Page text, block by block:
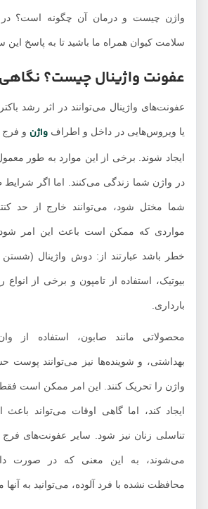
واژن چیست و درمان آن چگونه است؟ در این
سلامت کیوان همراه ما باشید تا به پاسخ این
عفونت واژینال چیست؟ نگاهی
عفونت‌های واژینال می‌توانند در اثر رشد
یا ویروس‌هایی در داخل و اطرافواژن و فرج
ایجاد شوند. برخی از این موارد به طور معمول،
در واژن شما زندگی می‌کنند. اما اگر شرایط
شما مختل شود، می‌توانند خارج از حد کنترل
مواردی که ممکن است باعث این امر شود و
خطر باشد عبارتند از: دوش واژینال (شستن
بیوتیک، استفاده از تامپون و برخی از انواع
بارداری.
محصولاتی مانند صابون، استفاده از وان
بهداشتی، و شوینده‌ها نیز می‌توانند پوست
واژن را تحریک کنند. این امر ممکن است فقط
ایجاد کند، اما گاهی اوقات می‌تواند باعث
تناسلی زنان نیز شود. سایر عفونت‌های فرج از
می‌شوند، به این معنی که در صورت
محافظت نشده با فرد آلوده، می‌توانید به آنها مبتلا